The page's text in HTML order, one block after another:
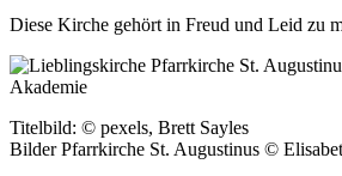
Diese Kirche gehört in Freud und Leid zu
Titelbild: © pexels, Brett Sayles
Bilder Pfarrkirche St. Augustinus ©